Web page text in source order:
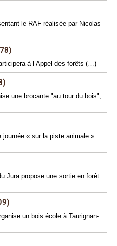
le RAF réalisée par Nicolas
à l’Appel des forêts (…)
une brocante "au tour du bois",
journée « sur la piste animale »
Jura propose une sortie en forêt
un bois école à Taurignan-